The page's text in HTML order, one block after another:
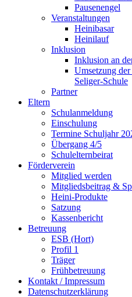
Pausenengel
Veranstaltungen
Heinibasar
Heinilauf
Inklusion
Inklusion an
Umsetzung
Seliger-Schule
Partner
Eltern
Schulanmeldung
Einschulung
Termine Schuljahr
Übergang 4/5
Schulelternbeirat
Förderverein
Mitglied werden
Mitgliedsbeitrag &
Heini-Produkte
Satzung
Kassenbericht
Betreuung
ESB (Hort)
Profil 1
Träger
Frühbetreuung
Kontakt / Impressum
Datenschutzerklärung